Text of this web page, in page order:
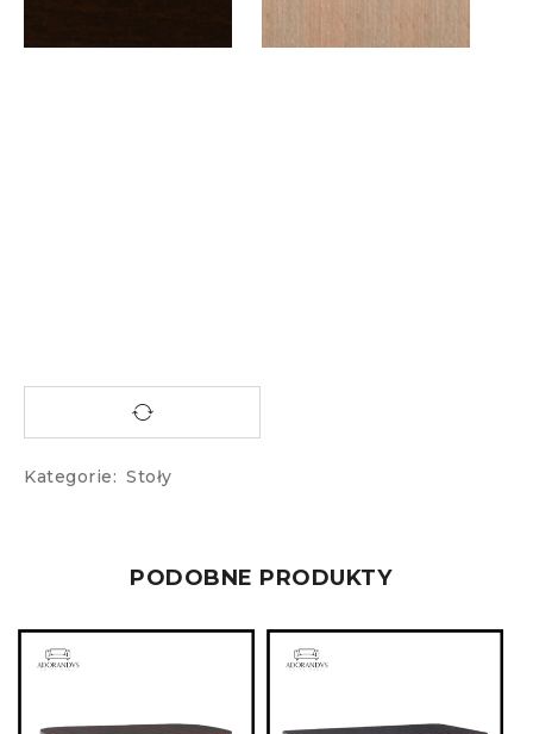
Kategorie: Stoły
PODOBNE PRODUKTY